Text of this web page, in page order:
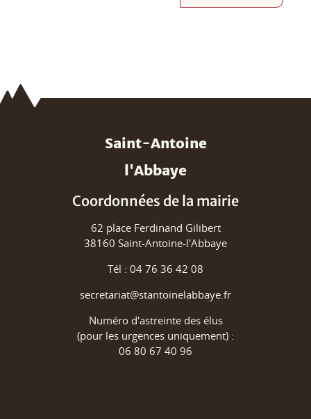
Saint-Antoine
l'Abbaye
Coordonnées de la mairie
62 place Ferdinand Gilibert
38160 Saint-Antoine-l'Abbaye
Tél : 04 76 36 42 08
secretariat@stantoinelabbaye.fr
Numéro d'astreinte des élus
(pour les urgences uniquement) :
06 80 67 40 96